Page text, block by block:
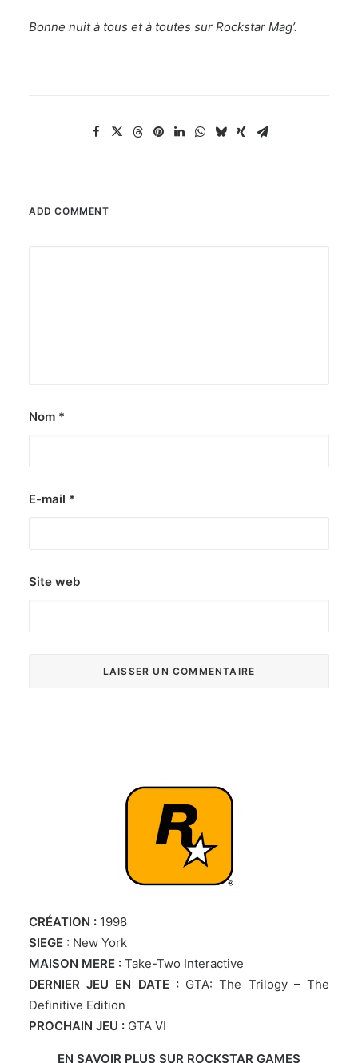
Bonne nuit à tous et à toutes sur Rockstar Mag’.
ADD COMMENT
Nom *
E-mail *
Site web
CRÉATION : 1998
SIEGE : New York
MAISON MERE : Take-Two Interactive
DERNIER JEU EN DATE :GTA: The Trilogy – The
Definitive Edition
PROCHAIN JEU : GTA VI
EN SAVOIR PLUS SUR ROCKSTAR GAMES